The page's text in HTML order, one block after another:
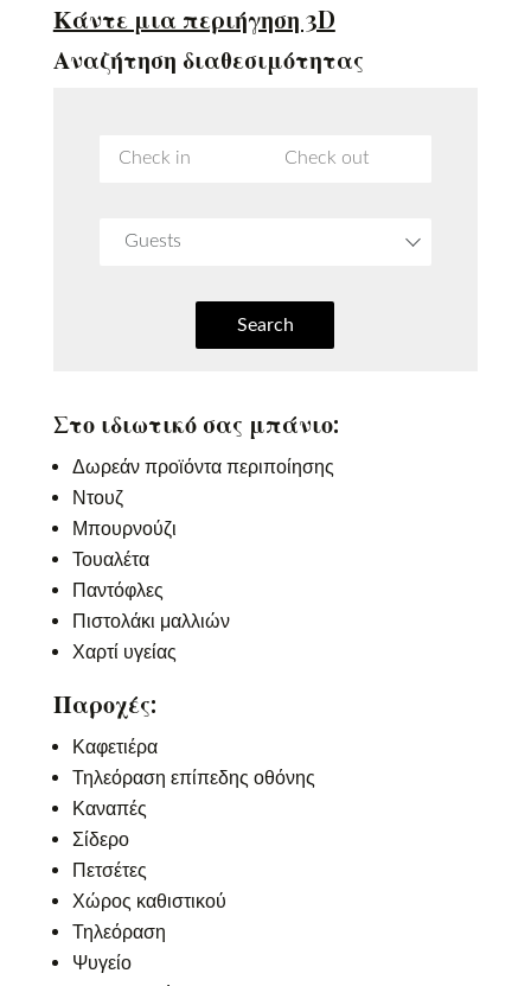
Κάντε μια περιήγηση 3D
Αναζήτηση διαθεσιμότητας
Guests
Search
Στο ιδιωτικό σας μπάνιο:
Δωρεάν προϊόντα περιποίησης
Ντουζ
Μπουρνούζι
Τουαλέτα
Παντόφλες
Πιστολάκι μαλλιών
Χαρτί υγείας
Παροχές:
Καφετιέρα
Τηλεόραση επίπεδης οθόνης
Καναπές
Σίδερο
Πετσέτες
Χώρος καθιστικού
Τηλεόραση
Ψυγείο